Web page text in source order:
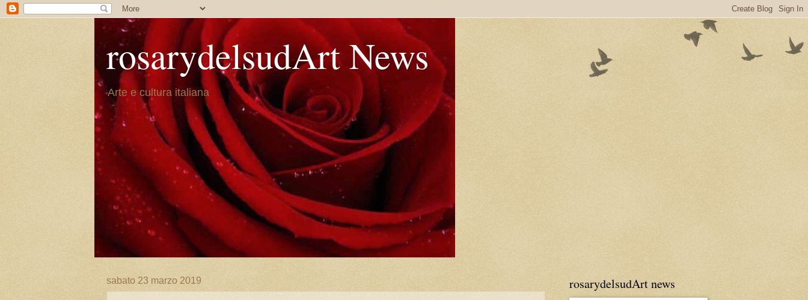
rosarydelsudArt News
Arte e cultura italiana
sabato 23 marzo 2019 rosarydelsudArt news